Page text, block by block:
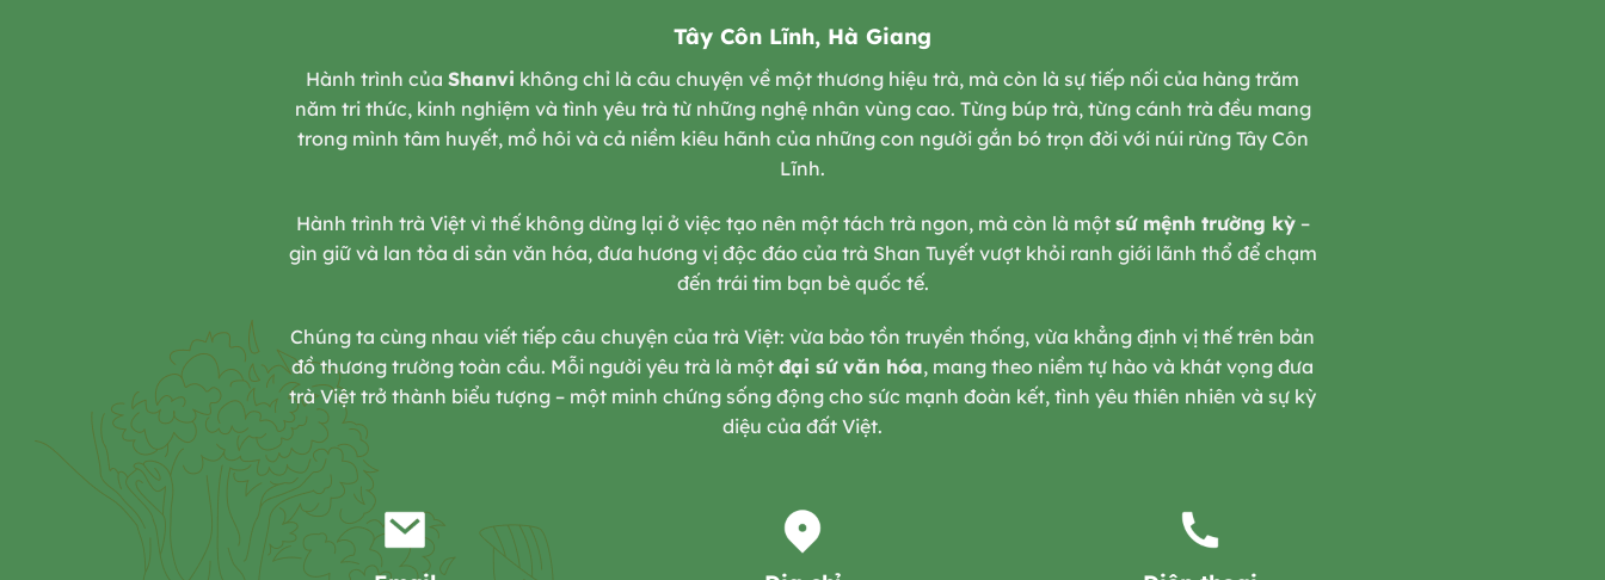
Tây Côn Lĩnh, Hà Giang
Hành trình của Shanvi không chỉ là câu chuyện về một thương hiệu trà, mà còn là sự tiếp nối của hàng trăm
năm tri thức, kinh nghiệm và tình yêu trà từ những nghệ nhân vùng cao. Từng búp trà, từng cánh trà đều mang
trong mình tâm huyết, mồ hôi và cả niềm kiêu hãnh của những con người gắn bó trọn đời với núi rừng Tây Côn
Lĩnh.
Hành trình trà Việt vì thế không dừng lại ở việc tạo nên một tách trà ngon, mà còn là một sứ mệnh trường kỳ–
gìn giữ và lan tỏa di sản văn hóa, đưa hương vị độc đáo của trà Shan Tuyết vượt khỏi ranh giới lãnh thổ để chạm
đến trái tim bạn bè quốc tế.
Chúng ta cùng nhau viết tiếp câu chuyện của trà Việt: vừa bảo tồn truyền thống, vừa khẳng định vị thế trên bản
đồ thương trường toàn cầu. Mỗi người yêu trà là một đại sứ văn hóa, mang theo niềm tự hào và khát vọng đưa
trà Việt trở thành biểu tượng – một minh chứng sống động cho sức mạnh đoàn kết, tình yêu thiên nhiên và sự kỳ
diệu của đất Việt.